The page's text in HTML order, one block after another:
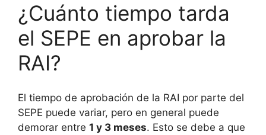
¿Cuánto tiempo tarda
el SEPE en aprobar la
RAI?
El tiempo de aprobación de la RAI por parte del
SEPE puede variar, pero en general puede
demorar entre 1 y 3 meses. Esto se debe a que